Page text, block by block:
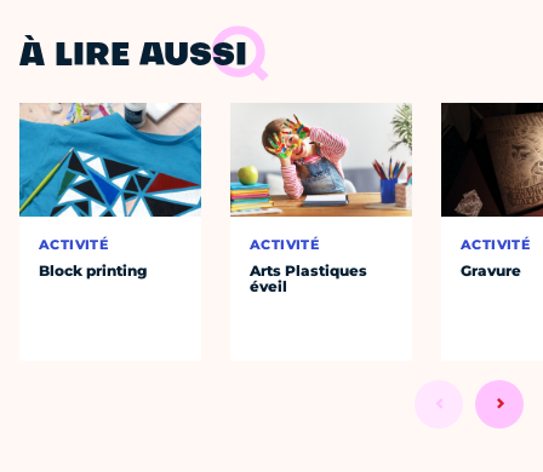
À LIRE AUSSI
ACTIVITÉ
Block printing
ACTIVITÉ
Arts Plastiques
éveil
ACTIVITÉ
Gravure